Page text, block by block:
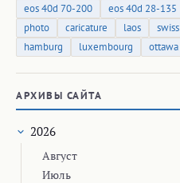
eos 40d 70-200
eos 40d 28-135
photo
caricature laos swiss
hamburg
luxembourg ottawa
АРХИВЫ САЙТА
2026
Август
Июль